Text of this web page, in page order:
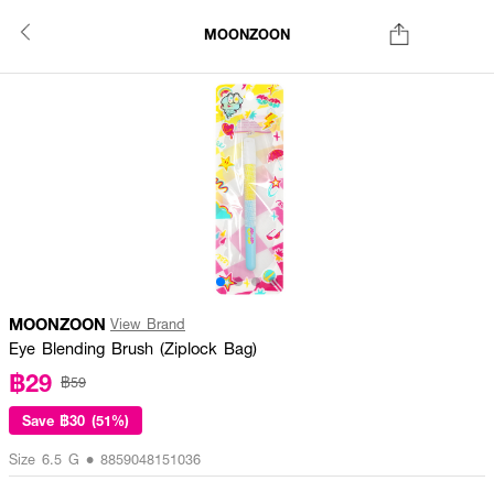
MOONZOON
MOONZOON View Brand
Eye Blending Brush (Ziplock Bag)
฿29 ฿59
Save ฿30 (51%)
Size 6.5 G • 8859048151036